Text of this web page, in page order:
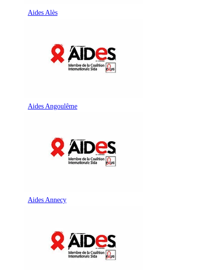
Aides Alès
Aides Angoulême
Aides Annecy